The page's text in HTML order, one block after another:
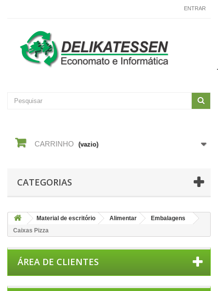
ENTRAR
CARRINHO (vazio)
CATEGORIAS
Material de escritório Alimentar
Embalagens
Caixas Pizza
ÁREA DE CLIENTES